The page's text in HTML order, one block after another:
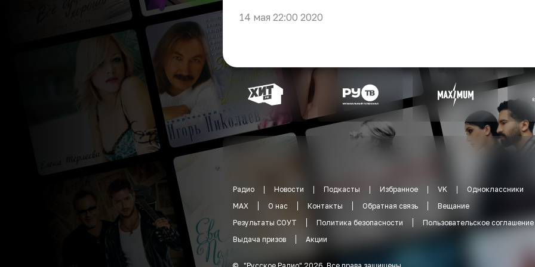
14 мая 22:00 2020
Радио Новости Подкасты Избранное VK
Одноклассники
MAX
О нас Контакты Обратная связь
Вещание
Результаты СОУТ
Политика безопасности
Пользовательское соглашение
Выдача призов
Акции